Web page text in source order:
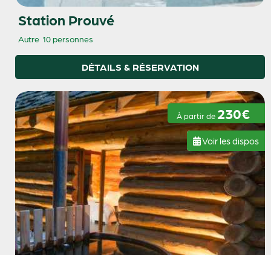
Station Prouvé
Autre 10 personnes
DÉTAILS & RÉSERVATION
À partir de 230€
Voir les dispos